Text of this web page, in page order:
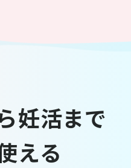
妊活まで
える